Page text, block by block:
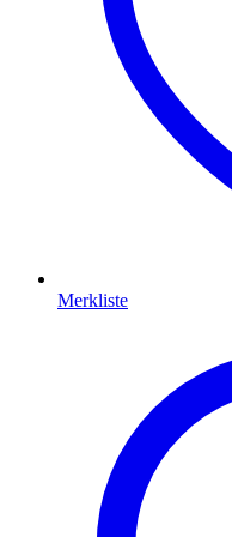
Merkliste